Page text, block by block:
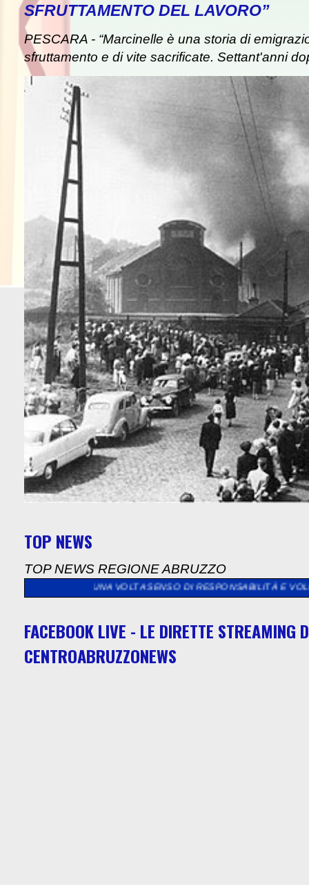
SFRUTTAMENTO DEL LAVORO”
PESCARA - “Marcinelle è una storia di
sfruttamento e di vite sacrificate. Settant'anni
TOP NEWS
TOP NEWS REGIONE ABRUZZO
UNA VOLTA SENSO DI RESPONSABILITÀ E VOLONTÀ DI
FACEBOOK LIVE - LE DIRETTE STREAMING
CENTROABRUZZONEWS